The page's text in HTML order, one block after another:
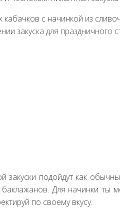
кабачков с начинкой из
закуска для праздничного
закуски подойдут как
баклажанов. Для начинки
по своему вкусу.